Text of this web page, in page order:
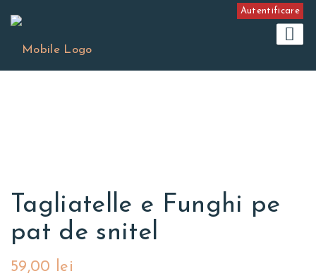
Autentificare
Tagliatelle e Funghi pe
pat de snitel
59,00 lei